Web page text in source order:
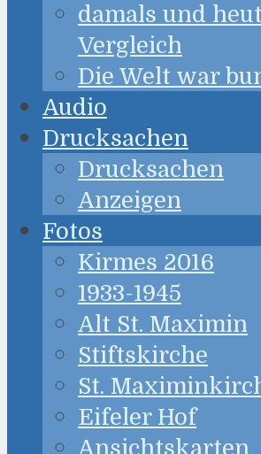
damals und
Vergleich
Die Welt war
Audio
Drucksachen
Drucksachen
Anzeigen
Fotos
Kirmes 2016
1933-1945
Alt St. Maximin
Stiftskirche
St.
Eifeler Hof
Ansichtskarten